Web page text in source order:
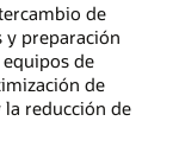
de
y preparación
de
de
la reducción de